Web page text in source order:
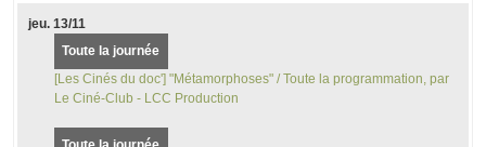
jeu.13/11
Toute la journée
[Les Cinés du doc'] "Métamorphoses" / Toute la programmation, par
Le Ciné-Club - LCC Production